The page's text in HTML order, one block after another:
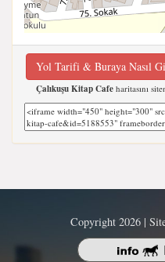
Yol Tarifi & Buraya Nasıl
Çalıkuşu Kitap Cafe haritasını
Copyright 2026 |